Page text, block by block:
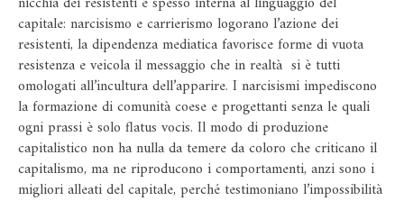
capitale: narcisismo e carrierismo logorano l’azione dei
resistenti, la dipendenza mediatica favorisce forme di vuota
resistenza e veicola il messaggio che in realtà si è tutti
omologati all’incultura dell’apparire. I narcisismi impediscono
la formazione di comunità coese e progettanti senza le quali
ogni prassi è solo flatus vocis. Il modo di produzione
capitalistico non ha nulla da temere da coloro che criticano il
capitalismo, ma ne riproducono i comportamenti, anzi sono i
migliori alleati del capitale, perché testimoniano l’impossibilità